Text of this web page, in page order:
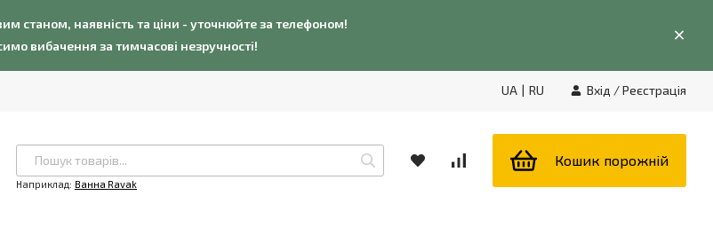
станом, наявність та ціни - уточнюйте за телефоном!
вибачення за тимчасові незручності!
UA | RU Вхід /Реєстрація
Наприклад: Ванна Ravak
Кошик порожній